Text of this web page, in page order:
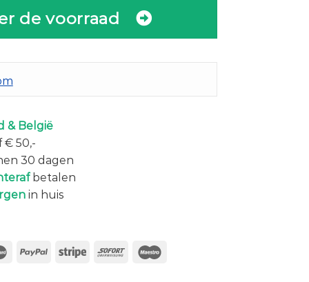
de voorraad
& België
50,-
30 dagen
betalen
in huis